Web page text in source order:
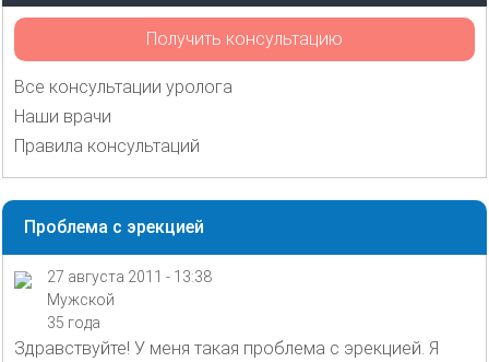
Получить консультацию
Все консультации уролога
Наши врачи
Правила консультаций
Проблема с эрекцией
27 августа 2011 - 13:38
Мужской
35 года
Здравствуйте! У меня такая проблема с эрекцией. Я